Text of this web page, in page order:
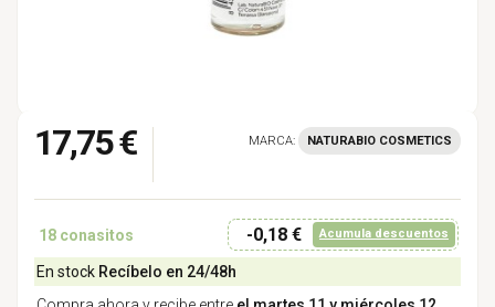
17,75 € MARCA: NATURABIO COSMETICS
18 conasitos -0,18 € Acumula descuentos
En stock Recíbelo en 24/48h